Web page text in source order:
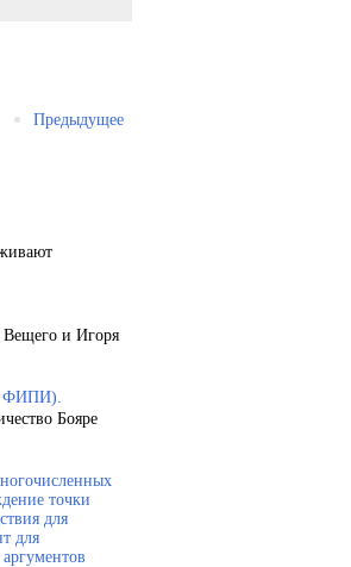
Предыдущее
Вещего и Игоря
ФИПИ).
Бояре
точки
для
для